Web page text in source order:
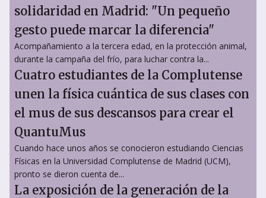
solidaridad en Madrid: "Un pequeño
gesto puede marcar la diferencia"
Acompañamiento a la tercera edad, en la protección animal,
durante la campaña del frío, para luchar contra la...
Cuatro estudiantes de la Complutense
unen la física cuántica de sus clases con
el mus de sus descansos para crear el
QuantuMus
Cuando hace unos años se conocieron estudiando Ciencias
Físicas en la Universidad Complutense de Madrid (UCM),
pronto se dieron cuenta de...
La exposición de la generación de la